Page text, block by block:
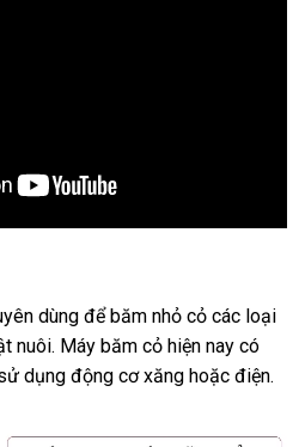
dùng để băm nhỏ cỏ các loại
nuôi. Máy băm cỏ hiện nay có
dụng động cơ xăng hoặc điện.